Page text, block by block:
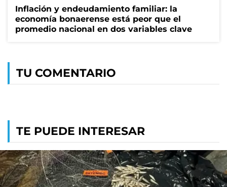
Inflación y endeudamiento familiar: la
economía bonaerense está peor que el
promedio nacional en dos variables clave
TU COMENTARIO
TE PUEDE INTERESAR